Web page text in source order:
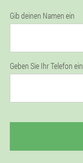
Gib deinen Namen ein
Geben Sie Ihr Telefon ein